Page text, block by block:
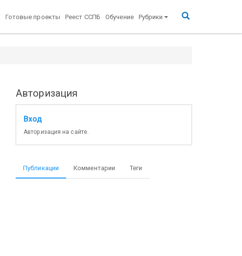
Готовые проекты Реест ССПБ Обучение Рубрики
Авторизация
Вход
Авторизация на сайте.
Публикации Комментарии Теги